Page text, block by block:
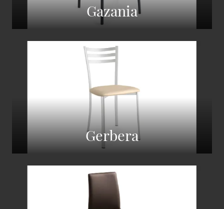
Gazania
Gerbera